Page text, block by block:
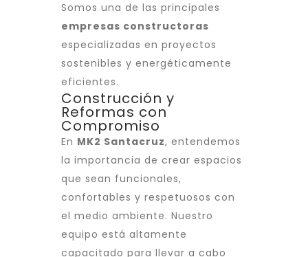
Somos una de las principales
empresas constructoras
especializadas en proyectos
sostenibles y energéticamente
eficientes.
Construcción y
Reformas con
Compromiso
En MK2 Santacruz, entendemos
la importancia de crear espacios
que sean funcionales,
confortables y respetuosos con
el medio ambiente. Nuestro
equipo está altamente
capacitado para llevar a cabo